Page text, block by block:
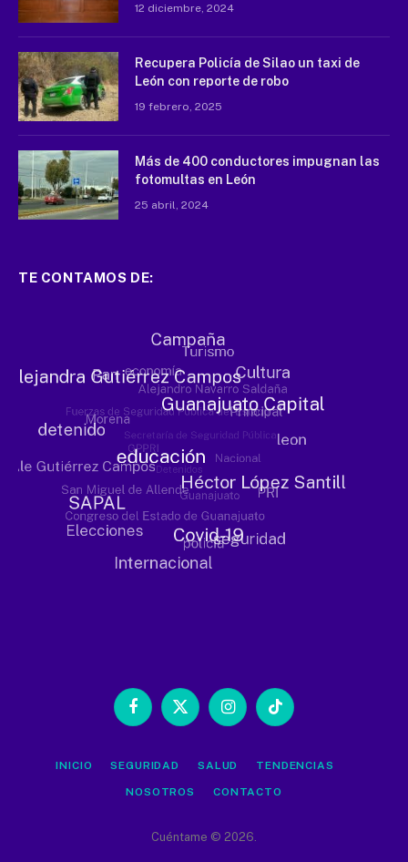
12 diciembre, 2024
Recupera Policía de Silao un taxi de
León con reporte de robo
19 febrero, 2025
Más de 400 conductores impugnan las
fotomultas en León
25 abril, 2024
TE CONTAMOS DE:
Facebook
X
InstagramTikTok
INICIO SEGURIDAD SALUD TENDENCIAS
NOSOTROS CONTACTO
Cuéntame © 2026.